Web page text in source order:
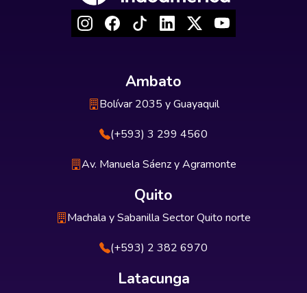
Ambato
Bolívar 2035 y Guayaquil
(+593) 3 299 4560
Av. Manuela Sáenz y Agramonte
Quito
Machala y Sabanilla Sector Quito norte
(+593) 2 382 6970
Latacunga